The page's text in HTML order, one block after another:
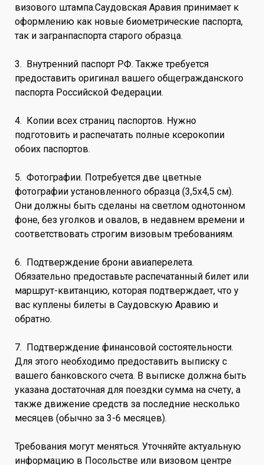
визового штампа.Саудовская Аравия принимает к
оформлению как новые биометрические паспорта,
так и загранпаспорта старого образца.
3. Внутренний паспорт РФ. Также требуется
предоставить оригинал вашего общегражданского
паспорта Российской Федерации.
4. Копии всех страниц паспортов. Нужно
подготовить и распечатать полные ксерокопии
обоих паспортов.
5. Фотографии. Потребуется две цветные
фотографии установленного образца (3,5x4,5 см).
Они должны быть сделаны на светлом однотонном
фоне, без уголков и овалов, в недавнем времени и
соответствовать строгим визовым требованиям.
6. Подтверждение брони авиаперелета.
Обязательно предоставьте распечатанный билет или
маршрут-квитанцию, которая подтверждает, что у
вас куплены билеты в Саудовскую Аравию и
обратно.
7. Подтверждение финансовой состоятельности.
Для этого необходимо предоставить выписку с
вашего банковского счета. В выписке должна быть
указана достаточная для поездки сумма на счету, а
также движение средств за последние несколько
месяцев (обычно за 3-6 месяцев).
Требования могут меняться. Уточняйте актуальную
информацию в Посольстве или визовом центре